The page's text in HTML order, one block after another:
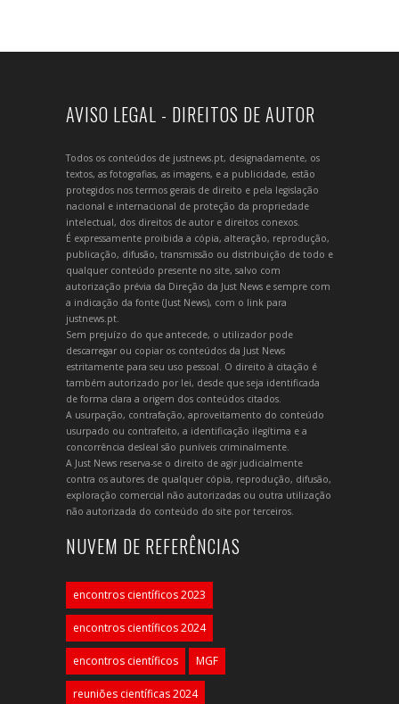
AVISO LEGAL - DIREITOS DE AUTOR
Todos os conteúdos de justnews.pt, designadamente, os
textos, as fotografias, as imagens, e a publicidade, estão
protegidos nos termos gerais de direito e pela legislação
nacional e internacional de proteção da propriedade
intelectual, dos direitos de autor e direitos conexos.
É expressamente proibida a cópia, alteração, reprodução,
publicação, difusão, transmissão ou distribuição de todo e
qualquer conteúdo presente no site, salvo com
autorização prévia da Direção da Just News e sempre com
a indicação da fonte (Just News), com o link para
justnews.pt.
Sem prejuízo do que antecede, o utilizador pode
descarregar ou copiar os conteúdos da Just News
estritamente para seu uso pessoal. O direito à citação é
também autorizado por lei, desde que seja identificada
de forma clara a origem dos conteúdos citados.
A usurpação, contrafação, aproveitamento do conteúdo
usurpado ou contrafeito, a identificação ilegítima e a
concorrência desleal são puníveis criminalmente.
A Just News reserva-se o direito de agir judicialmente
contra os autores de qualquer cópia, reprodução, difusão,
exploração comercial não autorizadas ou outra utilização
não autorizada do conteúdo do site por terceiros.
NUVEM DE REFERÊNCIAS
encontros científicos 2023
encontros científicos 2024
encontros científicos MGF
reuniões científicas 2024